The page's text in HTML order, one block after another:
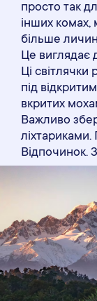
просто так
інших комах,
більше
Це виглядає
Ці світлячки
під
вкритих
Важливо
ліхтариками.
Відпочинок.